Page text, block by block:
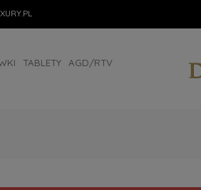
TABLETY AGD/RTV